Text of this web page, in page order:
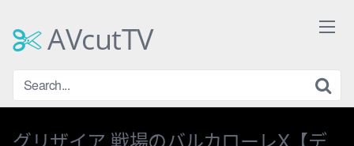
contentAVcutTV
グリザイア 戦場のバルカローレX【デ